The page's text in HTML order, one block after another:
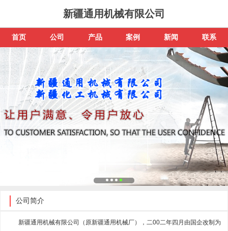
新疆通用机械有限公司
首页 公司 产品 案例 新闻 联系
公司简介
新疆通用机械有限公司（原新疆通用机械厂），二00二年四月由国企改制为